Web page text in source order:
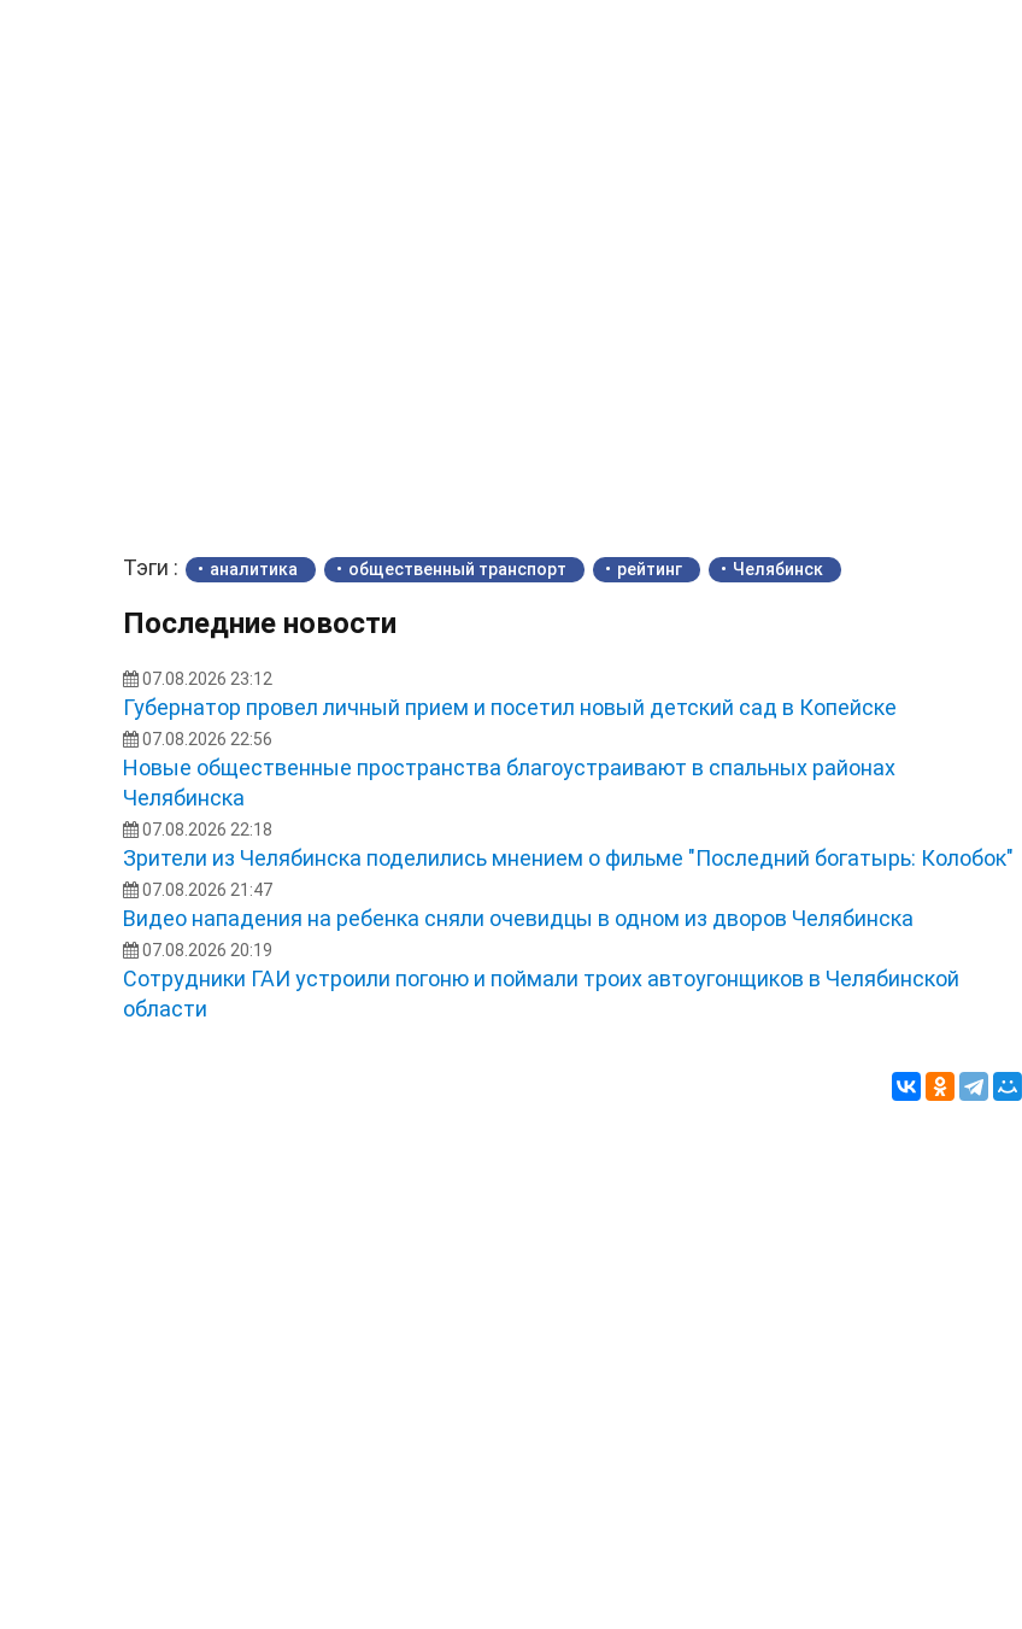
Тэги : аналитика общественный транспорт рейтинг Челябинск
Последние новости
07.08.2026 23:12
Губернатор провел личный прием и посетил новый детский сад в Копейске
07.08.2026 22:56
Новые общественные пространства благоустраивают в спальных районах
Челябинска
07.08.2026 22:18
Зрители из Челябинска поделились мнением о фильме "Последний богатырь: Колобок"
07.08.2026 21:47
Видео нападения на ребенка сняли очевидцы в одном из дворов Челябинска
07.08.2026 20:19
Сотрудники ГАИ устроили погоню и поймали троих автоугонщиков в Челябинской
области